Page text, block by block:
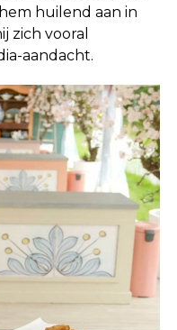
huilend aan in
zich vooral
aandacht.